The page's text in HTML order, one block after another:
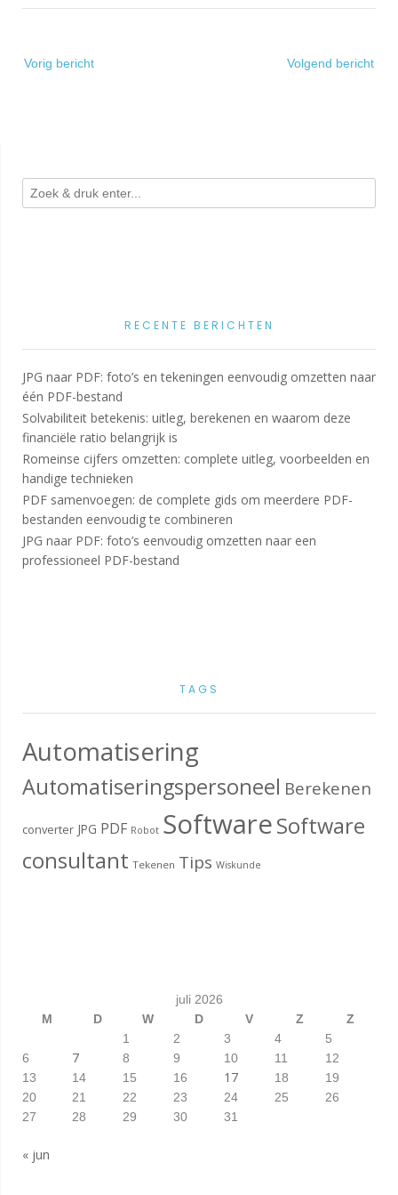
navigatie
Vorig bericht Volgend bericht
RECENTE BERICHTEN
JPG naar PDF: foto’s en tekeningen eenvoudig omzetten naar
één PDF-bestand
Solvabiliteit betekenis: uitleg, berekenen en waarom deze
financiële ratio belangrijk is
Romeinse cijfers omzetten: complete uitleg, voorbeelden en
handige technieken
PDF samenvoegen: de complete gids om meerdere PDF-
bestanden eenvoudig te combineren
JPG naar PDF: foto’s eenvoudig omzetten naar een
professioneel PDF-bestand
TAGS
Automatisering
Automatiseringspersoneel Berekenen
converter JPG PDF Robot SoftwareSoftware
consultant Tekenen Tips Wiskunde
juli 2026
M
D W D V Z
Z
1
2 3 4
5
6
7 8 9 10 11
12
13
14 15 16 17 18
19
20
21 22 23 24 25
26
27
28 29 30 31
« jun